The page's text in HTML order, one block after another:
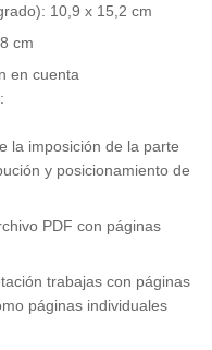
10,9 x 15,2 cm
cm
en cuenta
la imposición de la parte
y posicionamiento de
PDF con páginas
trabajas con páginas
páginas individuales